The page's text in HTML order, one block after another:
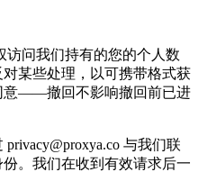
访问我们持有的您的个人数
某些处理，以可携带格式获
意——撤回不影响撤回前已进
privacy@proxya.co 与我们联
。我们在收到有效请求后一